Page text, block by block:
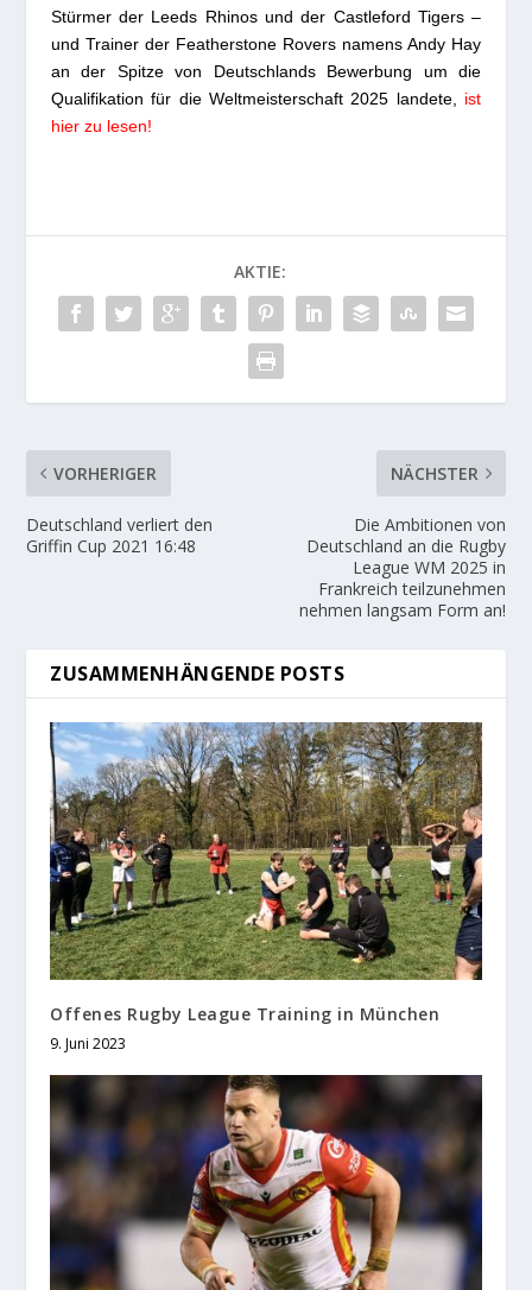
Stürmer der Leeds Rhinos und der Castleford Tigers –
und Trainer der Featherstone Rovers namens Andy Hay
an der Spitze von Deutschlands Bewerbung um die
Qualifikation für die Weltmeisterschaft 2025 landete, ist
hier zu lesen!
AKTIE:
VORHERIGER
Deutschland verliert den
Griffin Cup 2021 16:48
NÄCHSTER
Die Ambitionen von
Deutschland an die Rugby
League WM 2025 in
Frankreich teilzunehmen
nehmen langsam Form an!
ZUSAMMENHÄNGENDE POSTS
Offenes Rugby League Training in München
9. Juni 2023